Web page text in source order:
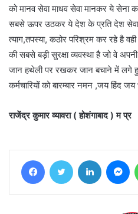
को मानव सेवा माधव सेवा मानकर ये सेना
सबसे ऊपर उठकर ये देश के प्रति देश
त्याग,तपस्या, कठोर परिश्रम कर रहे है
की सबसे बड़ी सुरक्षा व्यवस्था है जो वे
जान हथेली पर रखकर जान बचाने में लगे
कर्मचारियों को बारम्बार नमन ,जय हिंद जय
राजेंद्र कुमार व्यावरा ( होशंगाबाद ) म प्र
FacebookTwitter LinkedIn